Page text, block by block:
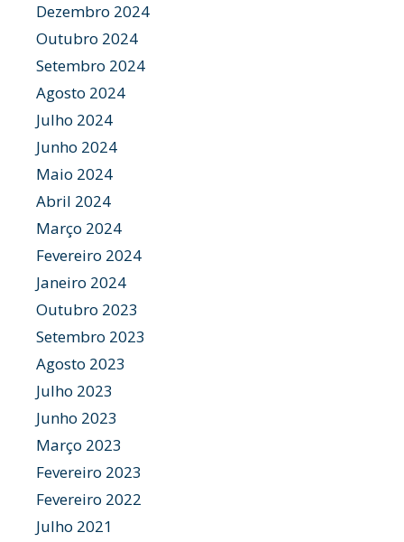
Dezembro 2024
Outubro 2024
Setembro 2024
Agosto 2024
Julho 2024
Junho 2024
Maio 2024
Abril 2024
Março 2024
Fevereiro 2024
Janeiro 2024
Outubro 2023
Setembro 2023
Agosto 2023
Julho 2023
Junho 2023
Março 2023
Fevereiro 2023
Fevereiro 2022
Julho 2021